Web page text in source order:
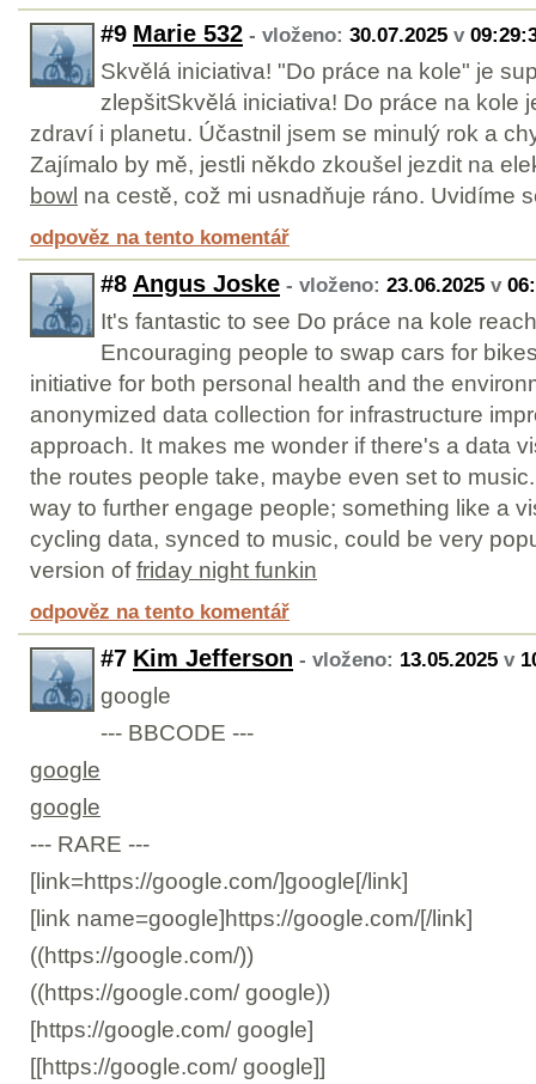
#9 Marie 532 - vloženo: 30.07.2025 v
Skvělá iniciativa! "Do práce na kole" je
zlepšitSkvělá iniciativa! Do práce na kole
zdraví i planetu. Účastnil jsem se minulý rok a
Zajímalo by mě, jestli někdo zkoušel jezdit na
bowl na cestě, což mi usnadňuje ráno. Uvidíme
odpověz na tento komentář
#8 Angus Joske - vloženo: 23.06.2025 v
It's fantastic to see Do práce na kole
Encouraging people to swap cars for
initiative for both personal health and the
anonymized data collection for infrastructure
approach. It makes me wonder if there's a data
the routes people take, maybe even set to
way to further engage people; something like a
cycling data, synced to music, could be very
version offriday night funkin
odpověz na tento komentář
#7 Kim Jefferson - vloženo: 13.05.2025 v
google
--- BBCODE ---
google
google
--- RARE ---
[link=https://google.com/]google[/link]
[link name=google]https://google.com/[/link]
((https://google.com/))
((https://google.com/ google))
[https://google.com/ google]
[[https://google.com/ google]]